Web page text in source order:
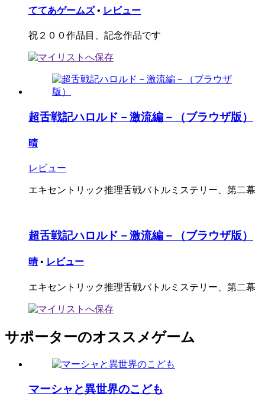
ててあゲームズ • レビュー
祝２００作品目、記念作品です
超舌戦記ハロルド－激流編－（ブラウザ版）
晴
レビュー
エキセントリック推理舌戦バトルミステリー、第二幕
超舌戦記ハロルド－激流編－（ブラウザ版）
晴 • レビュー
エキセントリック推理舌戦バトルミステリー、第二幕
サポーターのオススメゲーム
マーシャと異世界のこども